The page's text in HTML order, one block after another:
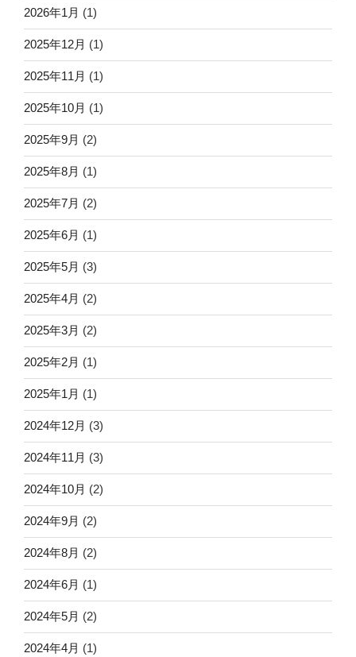
2026年1月 (1)
2025年12月 (1)
2025年11月 (1)
2025年10月 (1)
2025年9月 (2)
2025年8月 (1)
2025年7月 (2)
2025年6月 (1)
2025年5月 (3)
2025年4月 (2)
2025年3月 (2)
2025年2月 (1)
2025年1月 (1)
2024年12月 (3)
2024年11月 (3)
2024年10月 (2)
2024年9月 (2)
2024年8月 (2)
2024年6月 (1)
2024年5月 (2)
2024年4月 (1)